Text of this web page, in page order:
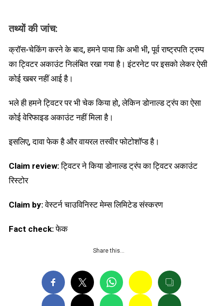
तथ्यों की जांच:
क्रॉस-चेकिंग करने के बाद, हमने पाया कि अभी भी, पूर्व राष्ट्रपति ट्रम्प
का ट्विटर अकाउंट निलंबित रखा गया है। इंटरनेट पर इसको लेकर ऐसी
कोई खबर नहीं आई है।
भले ही हमने ट्विटर पर भी चेक किया हो, लेकिन डोनाल्ड ट्रंप का ऐसा
कोई वेरिफाइड अकाउंट नहीं मिला है।
इसलिए, दावा फेक है और वायरल तस्वीर फोटोशॉप्ड है।
Claim review:ट्विटर ने किया डोनाल्ड ट्रंप का ट्विटर अकाउंट
रिस्टोर
Claim by:वेस्टर्न चाउविनिस्ट मेम्स लिमिटेड संस्करण
Fact check:फेक
Share this…